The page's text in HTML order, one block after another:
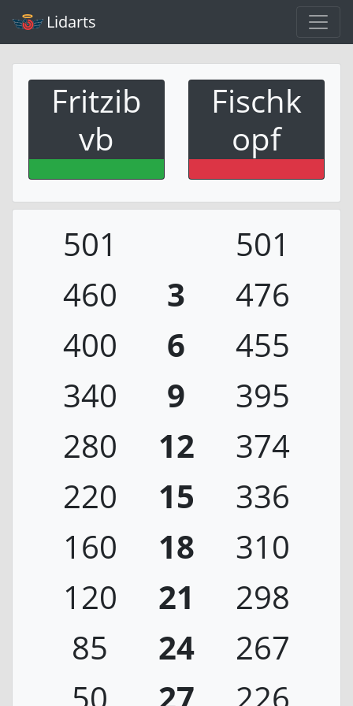
Lidarts
Fritzib
vb
Fischk
opf
501
501
460
3
476
400
6
455
340
9
395
280
12
374
220
15
336
160
18
310
120
21
298
85
24
267